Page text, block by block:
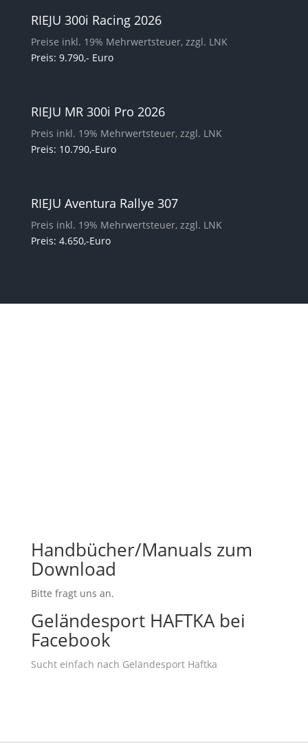
RIEJU 300i Racing 2026
Preise inkl. 19% Mehrwertsteuer, zzgl. LNK
Preis: 9.790,- Euro
RIEJU MR 300i Pro 2026
Preis inkl. 19% Mehrwertsteuer, zzgl. LNK
Preis: 10.790,-Euro
RIEJU Aventura Rallye 307
Preis inkl. 19% Mehrwertsteuer, zzgl. LNK
Preis: 4.650,-Euro
Handbücher/Manuals zum
Download
Bitte fragt uns an.
Geländesport HAFTKA bei
Facebook
Sucht einfach nach Geländesport Haftka